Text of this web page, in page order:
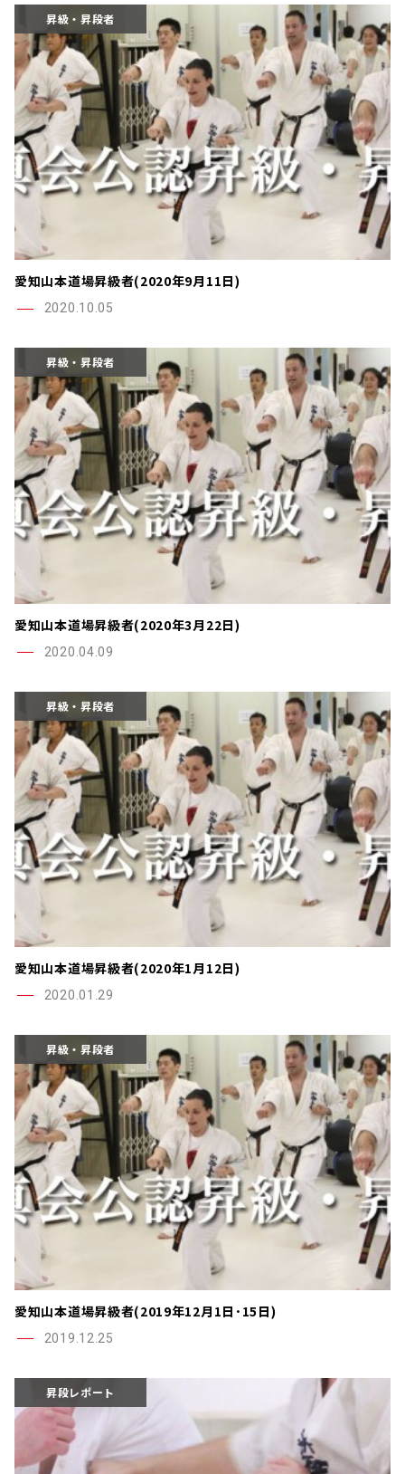
昇級・昇段者
愛知山本道場昇級者(2020年9月11日)
2020.10.05
昇級・昇段者
愛知山本道場昇級者(2020年3月22日)
2020.04.09
昇級・昇段者
愛知山本道場昇級者(2020年1月12日)
2020.01.29
昇級・昇段者
愛知山本道場昇級者(2019年12月1日･15日)
2019.12.25
昇段レポート